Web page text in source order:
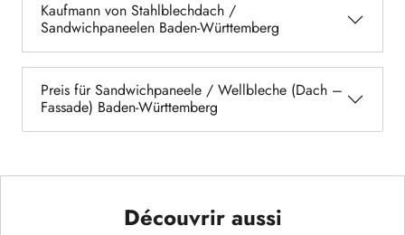
Kaufmann von Stahlblechdach /
Sandwichpaneelen Baden-Württemberg
Preis für Sandwichpaneele / Wellbleche (Dach –
Fassade) Baden-Württemberg
Découvrir aussi